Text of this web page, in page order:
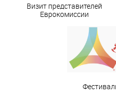
Визит представителей
Еврокомиссии